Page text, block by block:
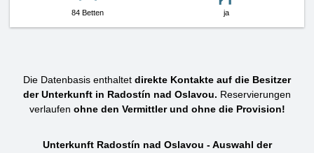
84 Betten ja
Die Datenbasis enthaltet direkte Kontakte auf die Besitzer
der Unterkunft in Radostín nad Oslavou. Reservierungen
verlaufen ohne den Vermittler und ohne die Provision!
Unterkunft Radostín nad Oslavou - Auswahl der